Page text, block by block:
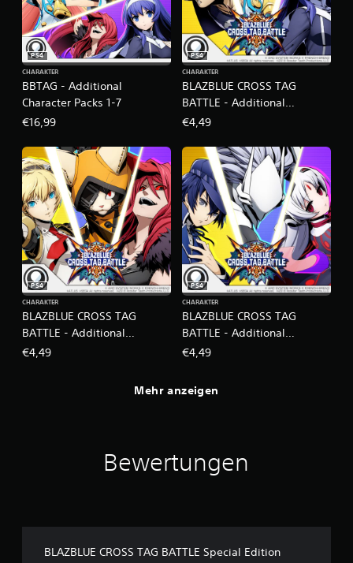
BBTAG - Additional
Character Packs 1-7
PS4
CHARAKTER
€16,99
BLAZBLUE CROSS TAG
BATTLE - Additional
Characters Pack 1
PS4
CHARAKTER
€4,49
BLAZBLUE CROSS TAG
BATTLE - Additional
Characters Pack 2
PS4
CHARAKTER
€4,49
BLAZBLUE CROSS TAG
BATTLE - Additional
Characters Pack 3
PS4
CHARAKTER
€4,49
Mehr anzeigen
Bewertungen
BLAZBLUE CROSS TAG BATTLE Special Edition